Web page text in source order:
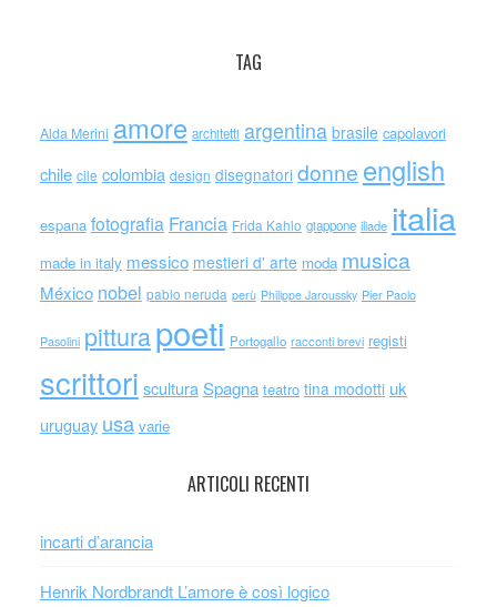
TAG
Alda Merini amore architetti argentina brasile capolavori
chile cile colombia design disegnatori donne english
espana fotografia Francia Frida Kahlo giappone iliade italia
made in italy messico mestieri d' arte moda musica
México nobel pablo neruda perù Philippe Jaroussky Pier Paolo
Pasolini pitturapoeti Portogallo racconti brevi registi
scrittori scultura Spagna teatro tina modotti uk
uruguay usa varie
ARTICOLI RECENTI
incarti d’arancia
Henrik Nordbrandt L’amore è così logico